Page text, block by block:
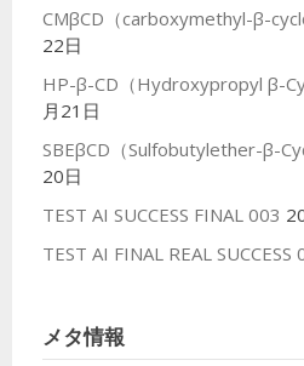
CMβCD（carboxymethyl-β-
22日
HP-β-CD（Hydroxypropyl β-
月21日
SBEβCD（Sulfobutylether-β-
20日
TEST AI SUCCESS FINAL 003
TEST AI FINAL REAL SUCCESS
メタ情報